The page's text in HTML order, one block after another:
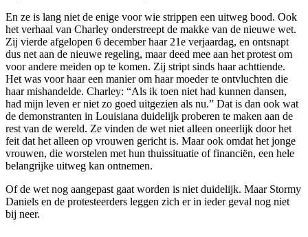
En ze is lang niet de enige voor wie strippen een uitweg bood. Ook
het verhaal van Charley onderstreept de makke van de nieuwe wet.
Zij vierde afgelopen 6 december haar 21e verjaardag, en ontsnapt
dus net aan de nieuwe regeling, maar deed mee aan het protest om
voor andere meiden op te komen. Zij stript sinds haar achttiende.
Het was voor haar een manier om haar moeder te ontvluchten die
haar mishandelde. Charley: “Als ik toen niet had kunnen dansen,
had mijn leven er niet zo goed uitgezien als nu.” Dat is dan ook wat
de demonstranten in Louisiana duidelijk proberen te maken aan de
rest van de wereld. Ze vinden de wet niet alleen oneerlijk door het
feit dat het alleen op vrouwen gericht is. Maar ook omdat het jonge
vrouwen, die worstelen met hun thuissituatie of financiën, een hele
belangrijke uitweg kan ontnemen.
Of de wet nog aangepast gaat worden is niet duidelijk. Maar Stormy
Daniels en de protesteerders leggen zich er in ieder geval nog niet
bij neer.